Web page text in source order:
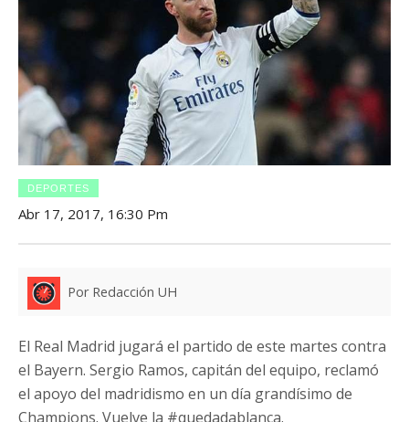
DEPORTES
Abr 17, 2017, 16:30 Pm
Por Redacción UH
El Real Madrid jugará el partido de este martes contra
el Bayern. Sergio Ramos, capitán del equipo, reclamó
el apoyo del madridismo en un día grandísimo de
Champions. Vuelve la #quedadablanca.